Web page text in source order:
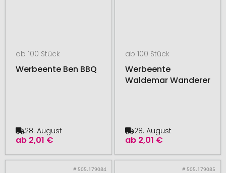
ab 100 Stück
Werbeente Ben BBQ
ab 2,01 €
28. August
ab 100 Stück
Werbeente
Waldemar Wanderer
ab 2,01 €
28. August
# 505.179084 # 505.179085